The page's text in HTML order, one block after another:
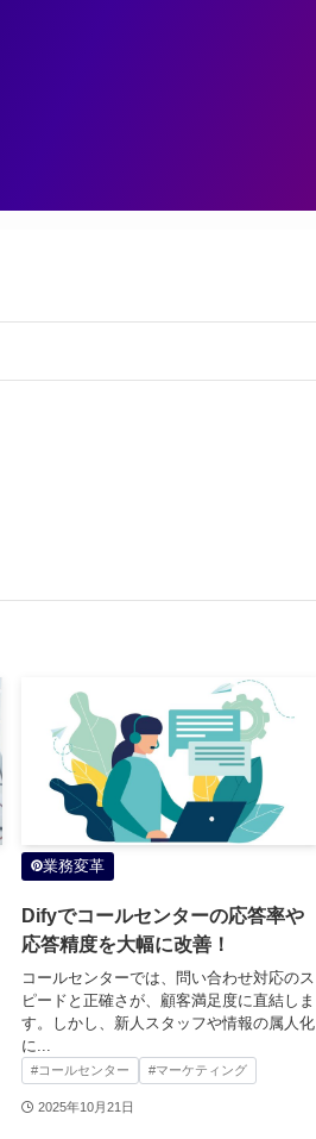
業務変革
Difyでコールセンターの応答率や
応答精度を大幅に改善！
コールセンターでは、問い合わせ対応のス
ピードと正確さが、顧客満足度に直結しま
す。しかし、新人スタッフや情報の属人化
に...
#コールセンター #マーケティング
2025年10月21日